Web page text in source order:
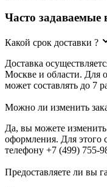
Часто задаваемые
Какой срок доставки ?
Доставка
Москве и области. Для
может составлять до 7
Можно ли изменить
Да, вы можете изменить
оформления. Для этого
телефону +7 (499) 755-
Предоставляете ли вы